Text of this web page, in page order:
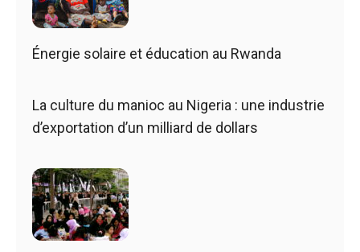
Énergie solaire et éducation au Rwanda
La culture du manioc au Nigeria : une industrie
d’exportation d’un milliard de dollars